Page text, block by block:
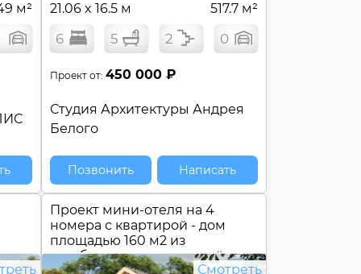
м² 21.06 x 16.5 м 517.7 м²
6 5 2 0
Проект от:450 000 ₽
Студия Архитектуры Андрея
Белого
Позвонить Написать
Проект мини-отеля на 4
номера с квартирой - дом
площадью 160 м2 из
газобетона с двухскатной
Смотреть